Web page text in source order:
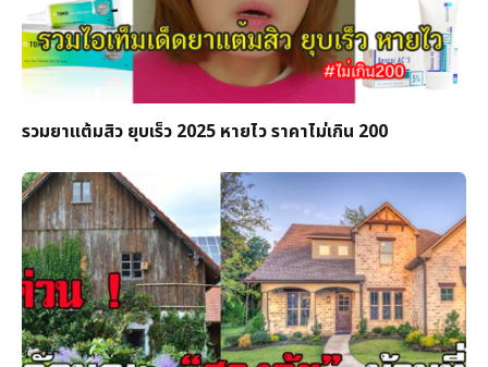
รวมยาแต้มสิว ยุบเร็ว 2025 หายไว ราคาไม่เกิน 200